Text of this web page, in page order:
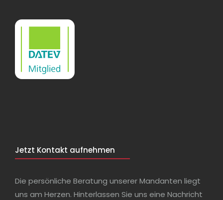
Jetzt Kontakt aufnehmen
Die persönliche Beratung unserer Mandanten liegt
uns am Herzen. Hinterlassen Sie uns eine Nachricht